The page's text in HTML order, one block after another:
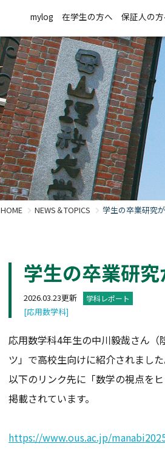
mylog 在学生の方へ 保証人の
HOME NEWS＆TOPICS 学生の卒業研究
学生の卒業研
2026.03.23更新 学科レポート
[応用数学科]
応用数学科4年生の中川毅哉さん（
ツ」で高校生向けに紹介されました
以下のリンク先に「数学の視点を
掲載されています。
https://www.ous.ac.jp/